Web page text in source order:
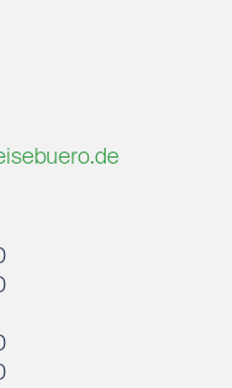
kennen.
bleiben – und
als nur Urlaub.
Praia do Forte,
Costa de la